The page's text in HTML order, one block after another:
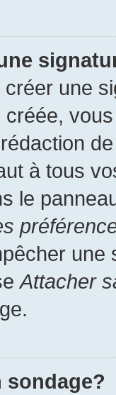
créer une
créée,
à tous
le
une
Attacher
sondage?